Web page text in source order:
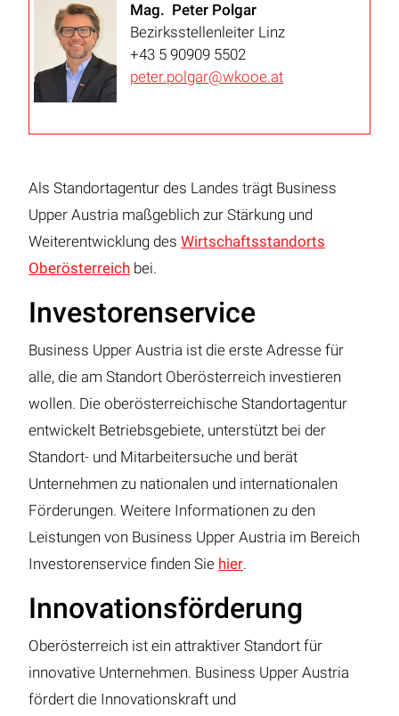
Mag. Peter Polgar
Bezirksstellenleiter Linz
+43 5 90909 5502
peter.polgar@wkooe.at
Als Standortagentur des Landes trägt Business
Upper Austria maßgeblich zur Stärkung und
Weiterentwicklung des Wirtschaftsstandorts
Oberösterreich bei.
Investorenservice
Business Upper Austria ist die erste Adresse für
alle, die am Standort Oberösterreich investieren
wollen. Die oberösterreichische Standortagentur
entwickelt Betriebsgebiete, unterstützt bei der
Standort- und Mitarbeitersuche und berät
Unternehmen zu nationalen und internationalen
Förderungen. Weitere Informationen zu den
Leistungen von Business Upper Austria im Bereich
Investorenservice finden Sie hier.
Innovationsförderung
Oberösterreich ist ein attraktiver Standort für
innovative Unternehmen. Business Upper Austria
fördert die Innovationskraft und